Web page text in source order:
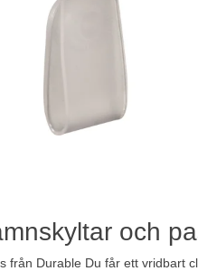
och
från Durable Du får ett vridbart